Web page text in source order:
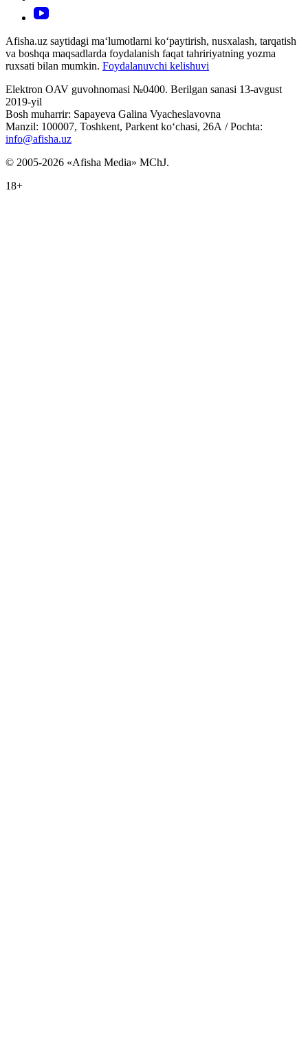
Afisha.uz saytidagi ma‘lumotlarni ko‘paytirish, nusxalash, tarqatish
va boshqa maqsadlarda foydalanish faqat tahririyatning yozma
ruxsati bilan mumkin. Foydalanuvchi kelishuvi
Elektron OAV guvohnomasi №0400. Berilgan sanasi 13-avgust
2019-yil
Bosh muharrir: Sapayeva Galina Vyacheslavovna
Manzil: 100007, Toshkent, Parkent ko‘chasi, 26А / Pochta:
info@afisha.uz
© 2005-2026 «Afisha Media» MChJ.
18+